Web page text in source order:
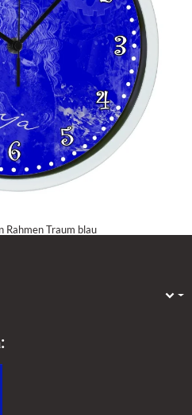
Rahmen Traum blau